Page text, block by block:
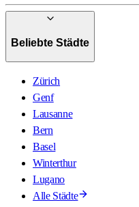
Beliebte Städte
Zürich
Genf
Lausanne
Bern
Basel
Winterthur
Lugano
Alle Städte